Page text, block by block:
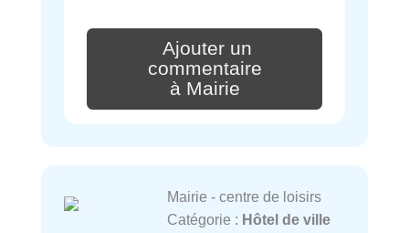
Ajouter un
commentaire
à Mairie
Mairie - centre de loisirs
Catégorie : Hôtel de ville